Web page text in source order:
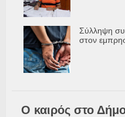
Σύλληψη
στον
Ο καιρός στο